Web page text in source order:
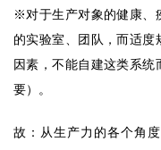
※对于生产对象的健康、
的实验室、团队，而适
因素，不能自建这类系
要）。
故：从生产力的各个角